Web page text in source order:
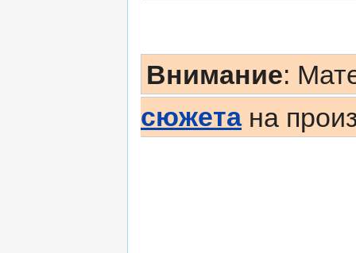
Внимание:
сюжетана